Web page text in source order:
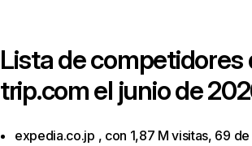
Lista de competidores
trip.comel junio de
expedia.co.jp , con 1,87 M visitas, 69